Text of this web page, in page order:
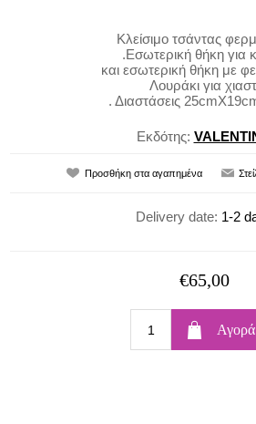
Κλείσιμο τσάντας
.Εσωτερική θήκη για
και εσωτερική θήκη με
Λουράκι για
. Διαστάσεις
Εκδότης:
Delivery date: 1-2
€65,00